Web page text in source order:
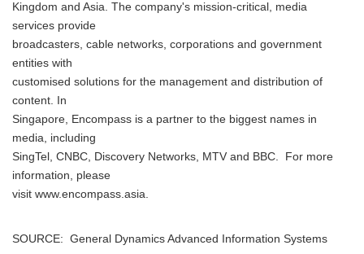
Kingdom and Asia. The company's mission-critical, media
services provide
broadcasters, cable networks, corporations and government
entities with
customised solutions for the management and distribution of
content. In
Singapore, Encompass is a partner to the biggest names in
media, including
SingTel, CNBC, Discovery Networks, MTV and BBC. For more
information, please
visit www.encompass.asia.
SOURCE: General Dynamics Advanced Information Systems